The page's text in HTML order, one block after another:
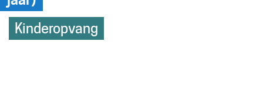
Hoofdthemas
Kinderopvang